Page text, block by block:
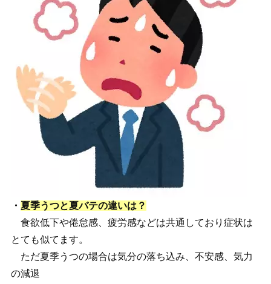
・ 夏季うつと夏バテの違いは？
食欲低下や倦怠感、疲労感などは共通しており症状は
とても似てます。
ただ夏季うつの場合は気分の落ち込み、不安感、気力
の減退